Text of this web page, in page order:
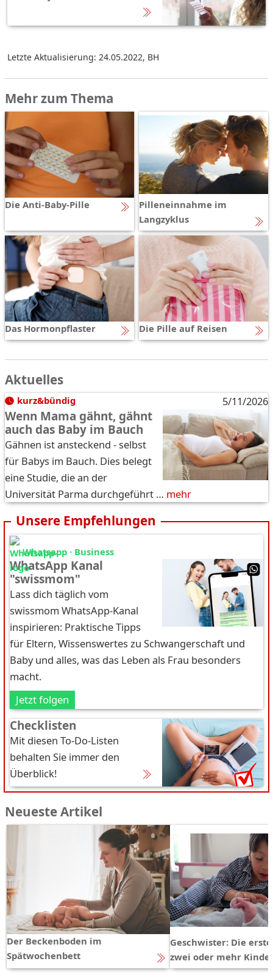
Letzte Aktualisierung: 24.05.2022, BH
Mehr zum Thema
Die Anti-Baby-Pille
Pilleneinnahme im
Langzyklus
Das Hormonpflaster Die Pille auf Reisen
Aktuelles
kurz&bündig 5/11/2026
Wenn Mama gähnt, gähnt
auch das Baby im Bauch
Gähnen ist ansteckend - selbst
für Babys im Bauch. Dies belegt
eine Studie, die an der
Universität Parma durchgeführt … mehr
Unsere Empfehlungen
Whatsapp · Business
WhatsApp Kanal
"swissmom"
Lass dich täglich vom
swissmom WhatsApp-Kanal
inspirieren: Praktische Tipps
für Eltern, Wissenswertes zu Schwangerschaft und
Baby und alles, was das Leben als Frau besonders
macht.
Jetzt folgen
Checklisten
Mit diesen To-Do-Listen
behalten Sie immer den
Überblick!
Neueste Artikel
Der Beckenboden im
Spätwochenbett
Geschwister: Die
zwei oder mehr